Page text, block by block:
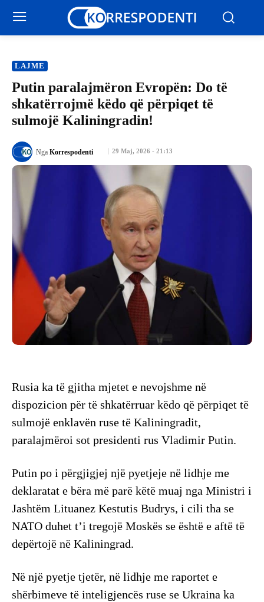
LAJME
Putin paralajmëron Evropën: Do të
shkatërrojmë këdo që përpiqet të
sulmojë Kaliningradin!
29 Maj, 2026 - 21:13
Nga Korrespodenti
Rusia ka të gjitha mjetet e nevojshme në
dispozicion për të shkatërruar këdo që përpiqet të
sulmojë enklavën ruse të Kaliningradit,
paralajmëroi sot presidenti rus Vladimir Putin.
Putin po i përgjigjej një pyetjeje në lidhje me
deklaratat e bëra më parë këtë muaj nga Ministri i
Jashtëm Lituanez Kestutis Budrys, i cili tha se
NATO duhet t’i tregojë Moskës se është e aftë të
depërtojë në Kaliningrad.
Në një pyetje tjetër, në lidhje me raportet e
shërbimeve të inteligjencës ruse se Ukraina ka